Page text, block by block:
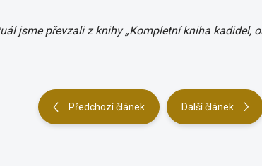
jsme převzali z knihy „Kompletní kniha kadidel,
Předchozí článek Další článek